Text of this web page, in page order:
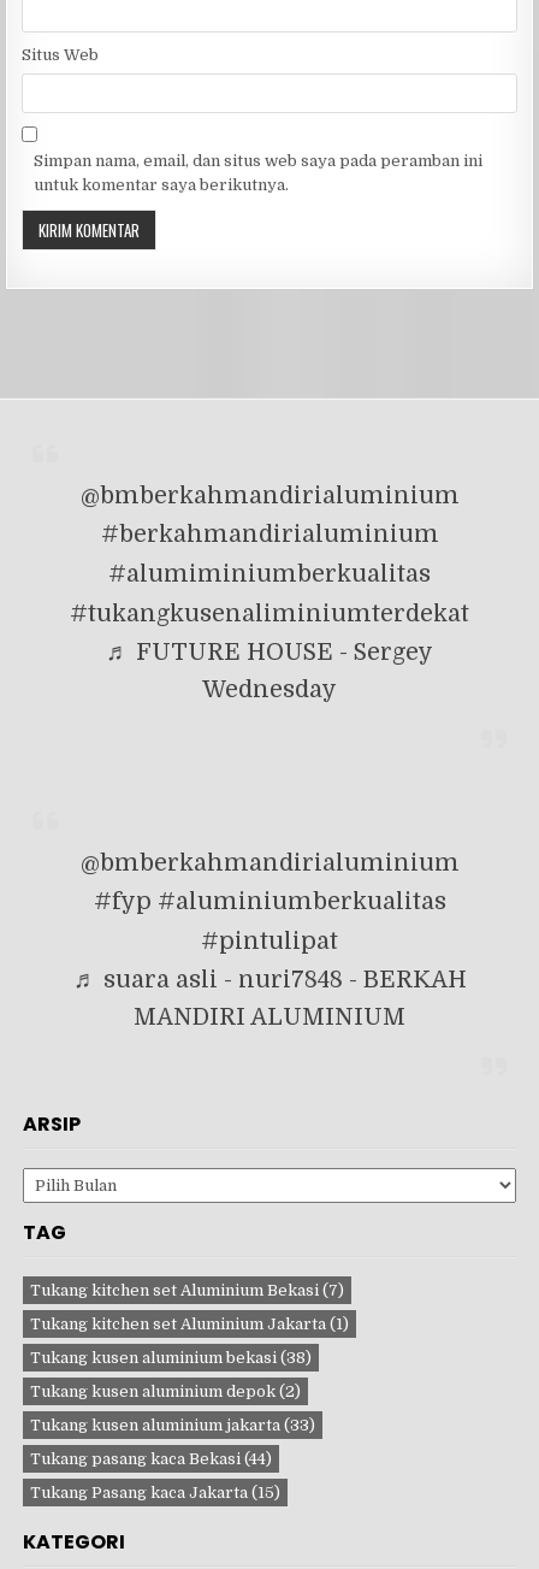
Situs Web
Simpan nama, email, dan situs web saya pada peramban ini
untuk komentar saya berikutnya.
@bmberkahmandirialuminium
#berkahmandirialuminium
#alumiminiumberkualitas
#tukangkusenaliminiumterdekat
♬ FUTURE HOUSE - Sergey
Wednesday
@bmberkahmandirialuminium
#fyp #aluminiumberkualitas
#pintulipat
♬ suara asli - nuri7848 - BERKAH
MANDIRI ALUMINIUM
ARSIP
Arsip
TAG
Tukang kitchen set Aluminium Bekasi (7)
Tukang kitchen set Aluminium Jakarta (1)
Tukang kusen aluminium bekasi (38)
Tukang kusen aluminium depok (2)
Tukang kusen aluminium jakarta (33)
Tukang pasang kaca Bekasi (44)
Tukang Pasang kaca Jakarta (15)
KATEGORI